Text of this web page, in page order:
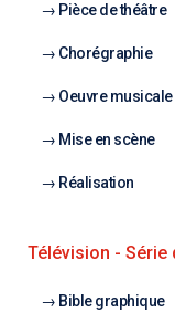
Pièce de théâtre
Chorégraphie
Oeuvre musicale
Mise en scène
Réalisation
Télévision - Série
Bible graphique